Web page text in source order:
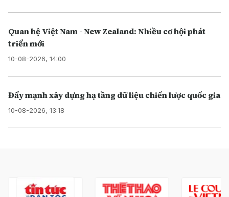
Quan hệ Việt Nam - New Zealand: Nhiều cơ hội phát
triển mới
10-08-2026, 14:00
Đẩy mạnh xây dựng hạ tầng dữ liệu chiến lược quốc gia
10-08-2026, 13:18